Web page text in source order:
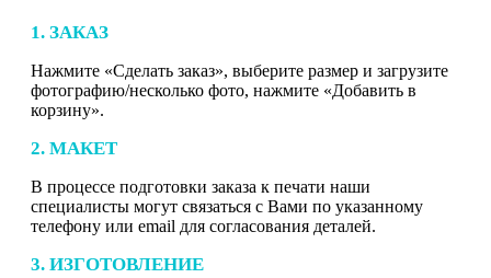
1. ЗАКАЗ
Нажмите «Сделать заказ», выберите размер и загрузите
фотографию/несколько фото, нажмите «Добавить в
корзину».
2. МАКЕТ
В процессе подготовки заказа к печати наши
специалисты могут связаться с Вами по указанному
телефону или email для согласования деталей.
3. ИЗГОТОВЛЕНИЕ